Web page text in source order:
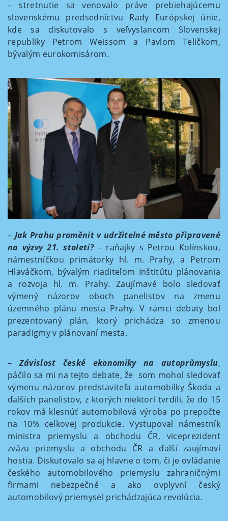
– stretnutie sa venovalo práve prebiehajúcemu
slovenskému predsedníctvu Rady Európskej únie,
kde sa diskutovalo s veľvyslancom Slovenskej
republiky Petrom Weissom a Pavlom Teličkom,
bývalým eurokomisárom.
– Jak Prahu proměnit v udržitelné město připravené
na výzvy 21. století? – raňajky s Petrou Kolínskou,
námestníčkou primátorky hl. m. Prahy, a Petrom
Hlaváčkom, bývalým riaditeľom Inštitútu plánovania
a rozvoja hl. m. Prahy. Zaujímavé bolo sledovať
výmený názorov oboch panelistov na zmenu
územného plánu mesta Prahy. V rámci debaty bol
prezentovaný plán, ktorý prichádza so zmenou
paradigmy v plánovaní mesta.
–Závislost české ekonomiky na autoprůmyslu,
páčilo sa mi na tejto debate, že som mohol sledovať
výmenu názorov predstaviteľa automobilky Škoda a
ďalších panelistov, z ktorých niektorí tvrdili, že do 15
rokov má klesnúť automobilová výroba po prepočte
na 10% celkovej produkcie. Vystupoval námestník
ministra priemyslu a obchodu ČR, viceprezident
zväzu priemyslu a obchodu ČR a ďalší zaujímaví
hostia. Diskutovalo sa aj hlavne o tom, či je ovládanie
českého automobilového priemyslu zahraničnými
firmami nebezpečné a ako ovplyvní český
automobilový priemysel prichádzajúca revolúcia.